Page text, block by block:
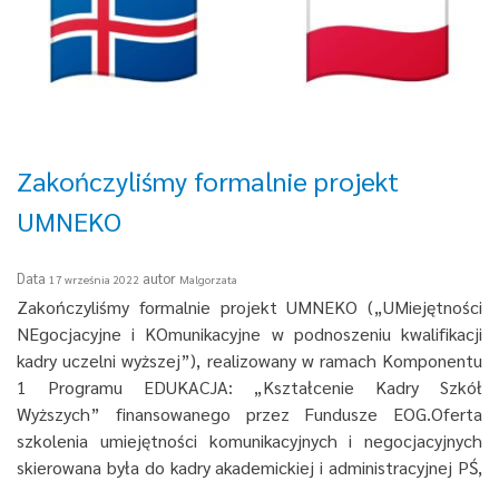
Zakończyliśmy formalnie projekt
UMNEKO
Data 17 września 2022 autor Malgorzata
Zakończyliśmy formalnie projekt UMNEKO („UMiejętności
NEgocjacyjne i KOmunikacyjne w podnoszeniu kwalifikacji
kadry uczelni wyższej”), realizowany w ramach Komponentu
1 Programu EDUKACJA: „Kształcenie Kadry Szkół
Wyższych” finansowanego przez Fundusze EOG.Oferta
szkolenia umiejętności komunikacyjnych i negocjacyjnych
skierowana była do kadry akademickiej i administracyjnej PŚ,